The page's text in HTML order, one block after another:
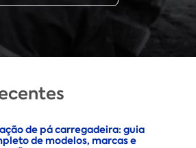
de pá carregadeira: guia
de modelos, marcas e